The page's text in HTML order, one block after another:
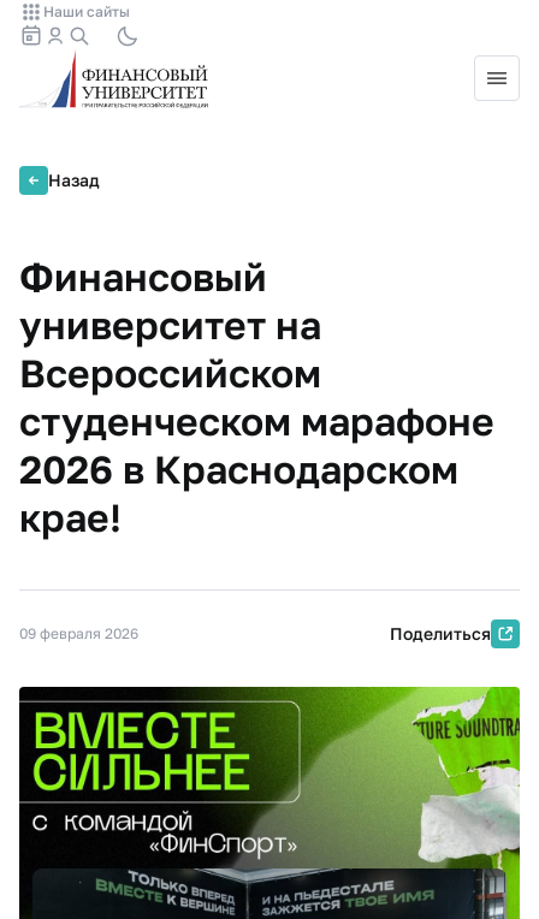
Наши сайты
Назад
Финансовый
университет на
Всероссийском
студенческом марафоне
2026 в Краснодарском
крае!
09 февраля 2026 Поделиться